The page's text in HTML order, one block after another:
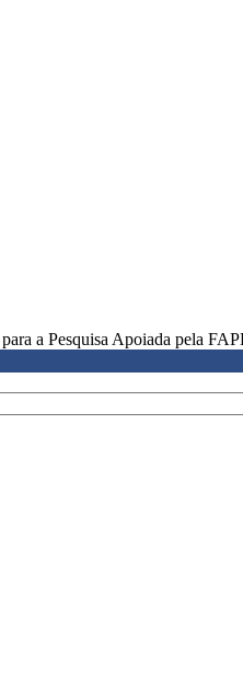
a Pesquisa Apoiada pela